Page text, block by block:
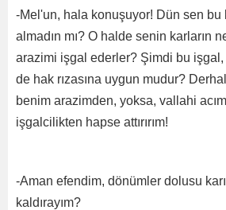
-Mel'un, hala konuşuyor! Dün sen bu
almadın mı? O halde senin karların
arazimi işgal ederler? Şimdi bu
de hak rızasına uygun mudur?
benim arazimden, yoksa, vallahi
işgalcilikten hapse attırırım!
-Aman efendim, dönümler dolusu karı
kaldırayım?